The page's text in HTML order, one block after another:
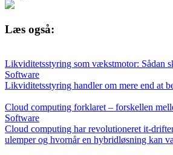
Læs også:
Likviditetsstyring som vækstmotor: Sådan
Software
Likviditetsstyring handler om mere end at
Cloud computing forklaret – forskellen
Software
Cloud computing har revolutioneret it-
ulemper og hvornår en hybridløsning kan